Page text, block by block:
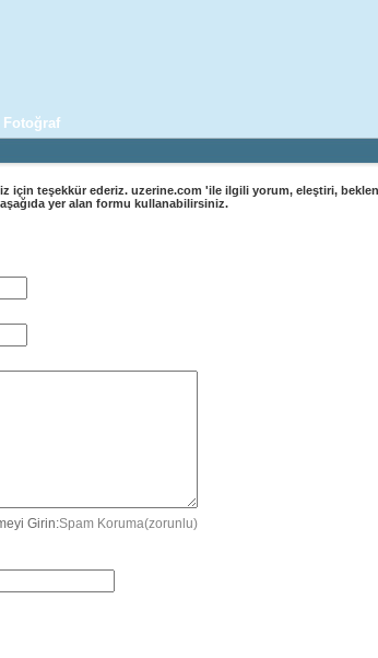
Fotoğraf
için teşekkür ederiz. uzerine.com 'ile ilgili yorum, eleştiri,
yer alan formu kullanabilirsiniz.
Girin:Spam Koruma(zorunlu)